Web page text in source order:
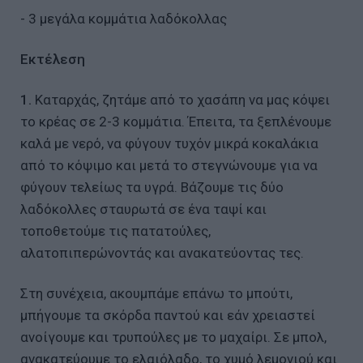
- 3 μεγάλα κομμάτια λαδόκολλας
Εκτέλεση
1. Καταρχάς, ζητάμε από το χασάπη να μας κόψει
το κρέας σε 2-3 κομμάτια. Έπειτα, τα ξεπλένουμε
καλά με νερό, να φύγουν τυχόν μικρά κοκαλάκια
από το κόψιμο και μετά το στεγνώνουμε για να
φύγουν τελείως τα υγρά. Βάζουμε τις δύο
λαδόκολλες σταυρωτά σε ένα ταψί και
τοποθετούμε τις πατατούλες,
αλατοπιπερώνοντάς και ανακατεύοντας τες.
Στη συνέχεια, ακουμπάμε επάνω το μπούτι,
μπήγουμε τα σκόρδα παντού και εάν χρειαστεί
ανοίγουμε και τρυπούλες με το μαχαίρι. Σε μπολ,
ανακατεύουμε το ελαιόλαδο, το χυμό λεμονιού και